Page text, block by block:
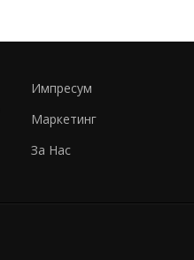
Импресум
Маркетинг
За Нас